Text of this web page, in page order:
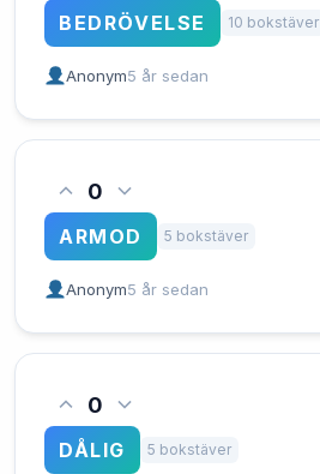
BEDRÖVELSE 10 bokstäver
Anonym5 år sedan
0
ARMOD 5 bokstäver
Anonym5 år sedan
0
DÅLIG 5 bokstäver